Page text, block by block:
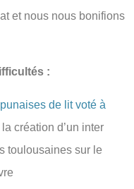
et nous nous bonifions
:
de lit voté à
création d’un inter
toulousaines sur le